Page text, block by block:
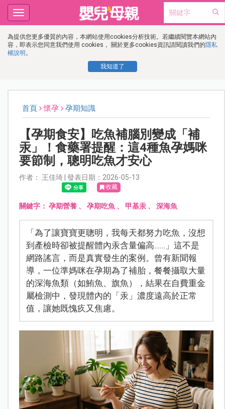
為提供您更多優質的內容，本網站使用cookies分析技術。若繼續閱覽本網站內
容，即表示您同意我們使用 cookies， 關於更多cookies資訊請閱讀我們的隱私
權說明 。
我知道了
Toggle
navigation
首頁 懷孕 孕期知識
【孕期食安】吃魚補腦別變成「補
汞」！食藥署提醒：這4種魚孕媽咪
要節制，聰明吃魚才安心
作者： 王佳琦 | 發表日期：2026-05-13
收藏
關鍵字： 孕期營養、 孕期吃魚 、 甲基汞、 深海魚
「為了讓寶寶更聰明，我每天都努力吃魚，沒想
到產檢時卻被提醒體內汞含量偏高……」這不是
網路謠言，而是真實發生的案例。曾有新聞報
導，一位準媽咪在孕期為了補胎，餐餐攝取大量
的深海魚類（如鮪魚、旗魚），結果在自費重金
屬檢測中，發現體內的「汞」濃度遠高於正常
值，讓她既愧疚又焦慮。